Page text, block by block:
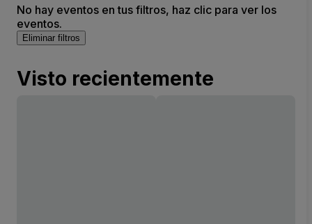
No hay eventos en tus filtros, haz clic para ver los
eventos.
Eliminar filtros
Visto recientemente